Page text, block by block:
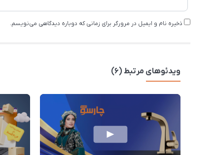
ذخیره نام و ایمیل در مرورگر برای زمانی که دوباره دیدگاهی می‌نویسم.
ویدئوهای مرتبط (6)